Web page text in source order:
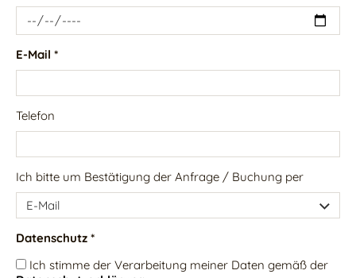
E-Mail *
Telefon
Ich bitte um Bestätigung der Anfrage / Buchung per
Datenschutz *
Ich stimme der Verarbeitung meiner Daten gemäß der